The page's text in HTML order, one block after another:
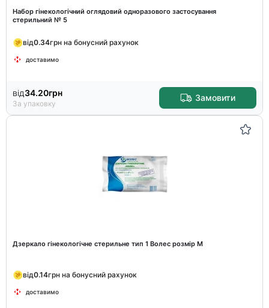
Набор гінекологічний оглядовий одноразового застосування
стерильний № 5
від0.34грн на бонусний рахунок
доставимо
від34.20грн
За упаковку
Замовити
Дзеркало гінекологічне стерильне тип 1 Волес розмір М
від0.14грн на бонусний рахунок
доставимо